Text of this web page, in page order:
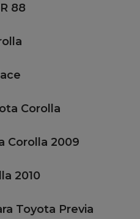
88
Corolla
Corolla 2009
2010
Toyota Previa